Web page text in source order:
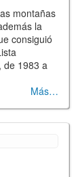
montañas
la
consiguió
de 1983 a
Más